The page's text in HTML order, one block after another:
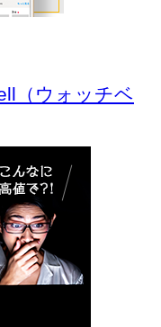
（ウォッチベ